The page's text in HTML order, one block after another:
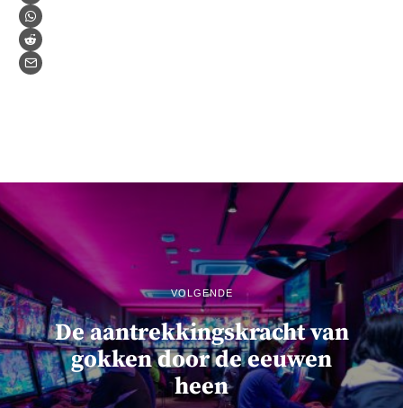
VOLGENDE
De aantrekkingskracht van
gokken door de eeuwen
heen